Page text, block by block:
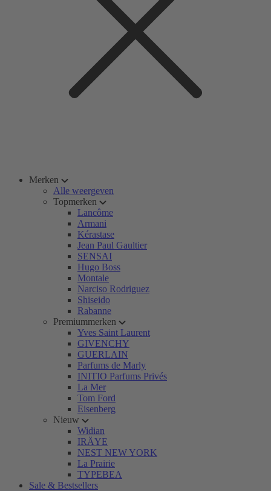
Merken
Alle weergeven
Topmerken
Lancôme
Armani
Kérastase
Jean Paul Gaultier
SENSAI
Hugo Boss
Montale
Narciso Rodriguez
Shiseido
Rabanne
Premiummerken
Yves Saint Laurent
GIVENCHY
GUERLAIN
Parfums de Marly
INITIO Parfums Privés
La Mer
Tom Ford
Eisenberg
Nieuw
Widian
IRÄYE
NEST NEW YORK
La Prairie
TYPEBEA
Sale & Bestsellers